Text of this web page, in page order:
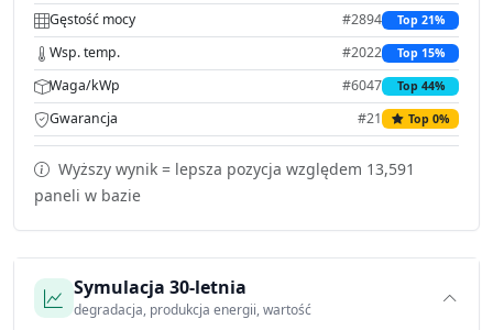
Gęstość mocy #2894 Top 21%
Wsp. temp. #2022 Top 15%
Waga/kWp #6047 Top 44%
Gwarancja #21 Top 0%
Wyższy wynik = lepsza pozycja względem 13,591
paneli w bazie
Symulacja 30-letnia
degradacja, produkcja energii, wartość